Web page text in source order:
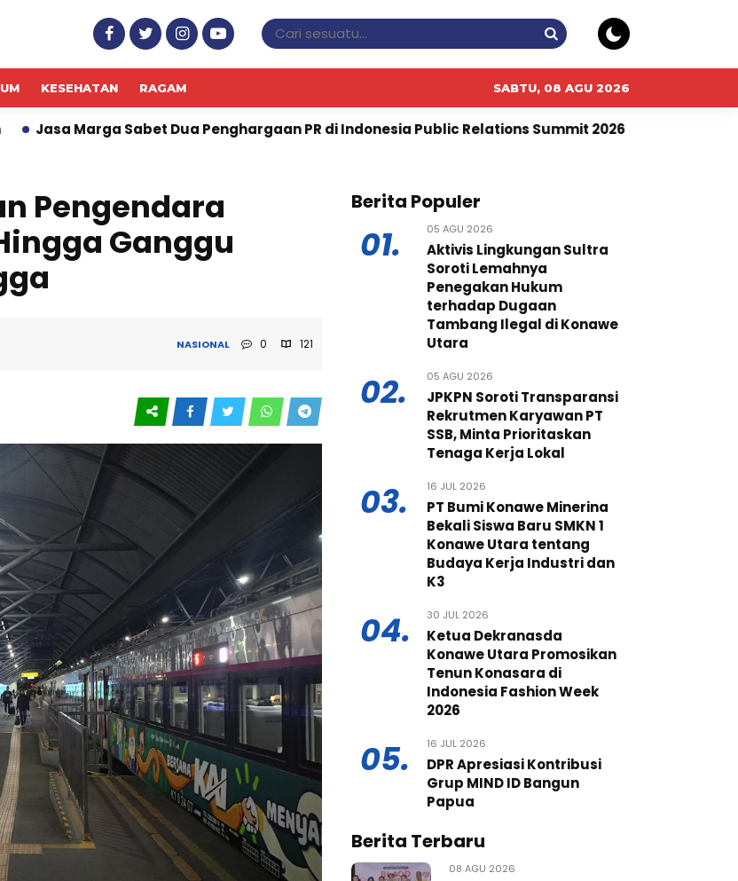
KESEHATAN RAGAM SABTU, 08 AGU 2026
Dua Penghargaan PR di Indonesia Public Relations Summit 2026 Pembangunan Infrastruktur
Pengendara
Ganggu
NASIONAL 0 121
Berita Populer
01. 05 AGU 2026
Aktivis Lingkungan Sultra
Soroti Lemahnya
Penegakan Hukum
terhadap Dugaan
Tambang Ilegal di Konawe
Utara
02. 05 AGU 2026
JPKPN Soroti Transparansi
Rekrutmen Karyawan PT
SSB, Minta Prioritaskan
Tenaga Kerja Lokal
03. 16 JUL 2026
PT Bumi Konawe Minerina
Bekali Siswa Baru SMKN 1
Konawe Utara tentang
Budaya Kerja Industri dan
K3
04. 30 JUL 2026
Ketua Dekranasda
Konawe Utara Promosikan
Tenun Konasara di
Indonesia Fashion Week
2026
05. 16 JUL 2026
DPR Apresiasi Kontribusi
Grup MIND ID Bangun
Papua
Berita Terbaru
08 AGU 2026